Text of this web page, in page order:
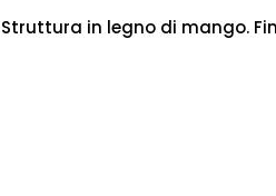
Struttura in legno di mango.